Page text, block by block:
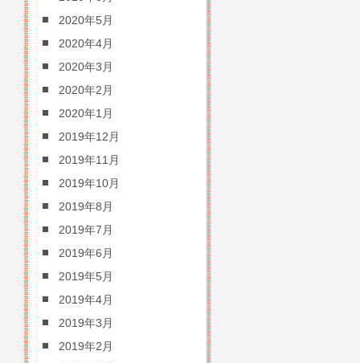
2020年5月
2020年4月
2020年3月
2020年2月
2020年1月
2019年12月
2019年11月
2019年10月
2019年8月
2019年7月
2019年6月
2019年5月
2019年4月
2019年3月
2019年2月